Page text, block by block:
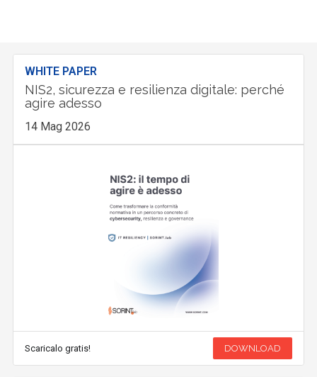
WHITE PAPER
NIS2, sicurezza e resilienza digitale: perché
agire adesso
14 Mag 2026
Scaricalo gratis! DOWNLOAD